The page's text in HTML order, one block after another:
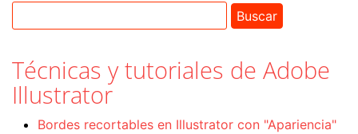
Técnicas y tutoriales de Adobe
Illustrator
Bordes recortables en Illustrator con "Apariencia"